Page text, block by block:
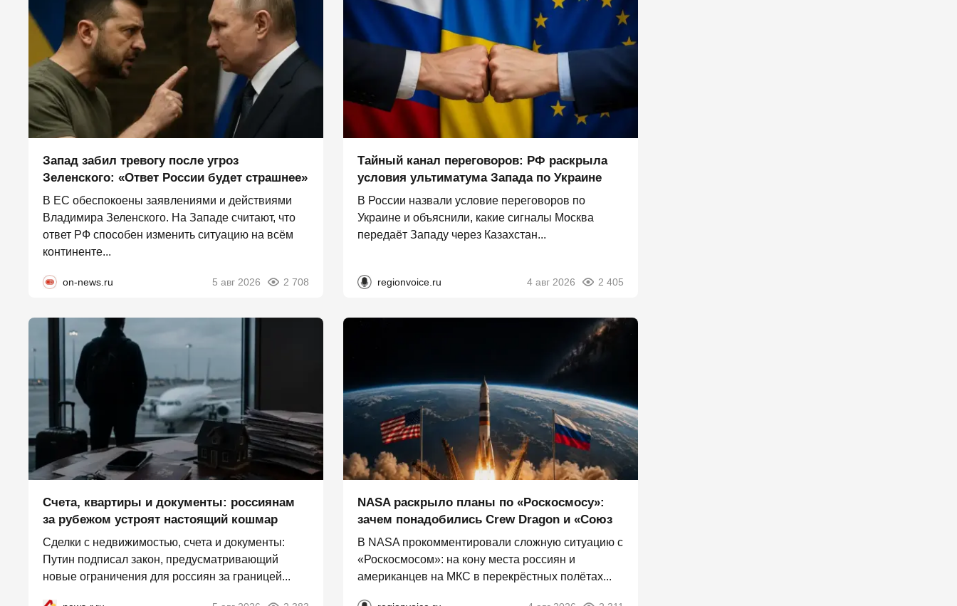
Запад забил тревогу после угроз
Зеленского: «Ответ России будет страшнее»
В ЕС обеспокоены заявлениями и действиями
Владимира Зеленского. На Западе считают, что
ответ РФ способен изменить ситуацию на всём
континенте...
on-news.ru 5 авг 2026 2 708
Тайный канал переговоров: РФ раскрыла
условия ультиматума Запада по Украине
В России назвали условие переговоров по
Украине и объяснили, какие сигналы Москва
передаёт Западу через Казахстан...
regionvoice.ru 4 авг 2026 2 405
Счета, квартиры и документы: россиянам
за рубежом устроят настоящий кошмар
Сделки с недвижимостью, счета и документы:
Путин подписал закон, предусматривающий
новые ограничения для россиян за границей...
NASA раскрыло планы по «Роскосмосу»:
зачем понадобились Crew Dragon и «Союз
В NASA прокомментировали сложную ситуацию с
«Роскосмосом»: на кону места россиян и
американцев на МКС в перекрёстных полётах...